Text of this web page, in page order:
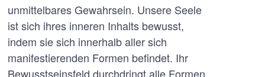
unmittelbares Gewahrsein. Unsere Seele
ist sich ihres inneren Inhalts bewusst,
indem sie sich innerhalb aller sich
manifestierenden Formen befindet. Ihr
Bewusstseinsfeld durchdringt alle Formen